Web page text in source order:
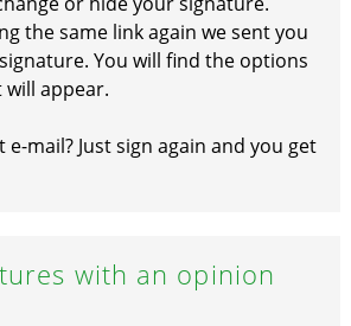
the same link again we sent you
You will find the options
appear.
mail? Just sign again and you get
with an opinion